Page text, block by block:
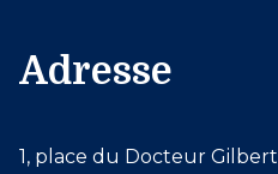
Adresse
1, place du Docteur Gilbert